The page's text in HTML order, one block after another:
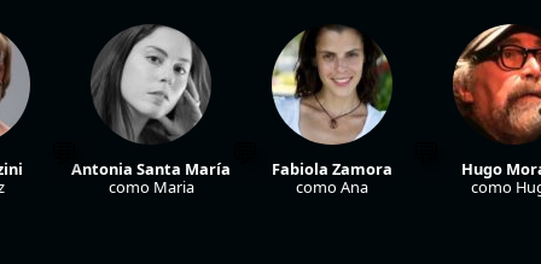
Antonia Santa María
como Maria
Fabiola Zamora
como Ana
Hugo
como